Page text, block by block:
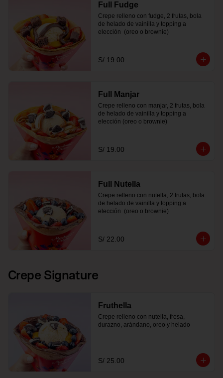
Full Fudge
Crepe relleno con fudge, 2 frutas, bola
de helado de vainilla y topping a
elección  (oreo o brownie)
S/ 19.00
Full Manjar
Crepe relleno con manjar, 2 frutas, bola
de helado de vainilla y topping a
elección (oreo o brownie)
S/ 19.00
Full Nutella
Crepe relleno con nutella, 2 frutas, bola
de helado de vainilla y topping a
elección  (oreo o brownie)
S/ 22.00
Crepe Signature
Fruthella
Crepe relleno con nutella, fresa,
durazno, arándano, oreo y helado
S/ 25.00